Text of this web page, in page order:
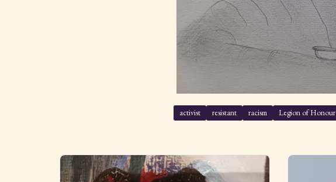
activist resistant racism Legion of Honour